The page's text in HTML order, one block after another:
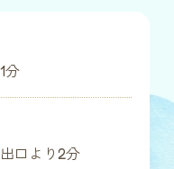
分
口より2分